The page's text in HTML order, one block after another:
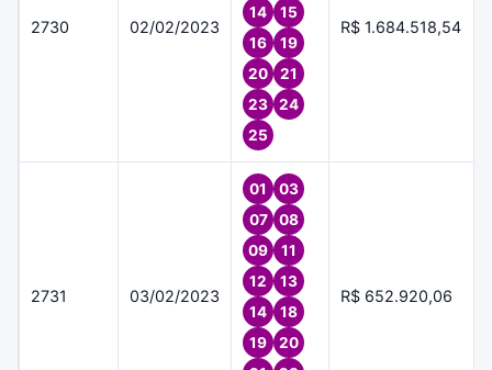
2730 02/02/2023
14
15
16
19
20
21
23
24
25
R$ 1.684.518,54
2731 03/02/2023
01
03
07
08
09
11
12
13
14
18
19
20
R$ 652.920,06